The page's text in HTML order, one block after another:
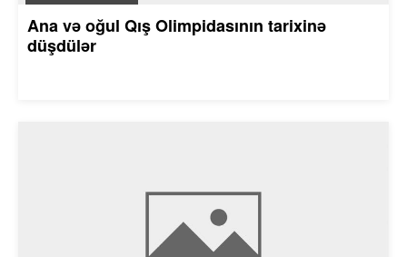
Ana və oğul Qış Olimpidasının tarixinə
düşdülər